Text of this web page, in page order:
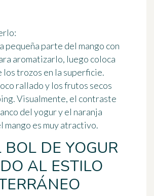
pequeña parte del mango con
aromatizarlo, luego coloca
los trozos en la superficie.
rallado y los frutos secos
Visualmente, el contraste
del yogur y el naranja
mango es muy atractivo.
DE YOGUR
AL ESTILO